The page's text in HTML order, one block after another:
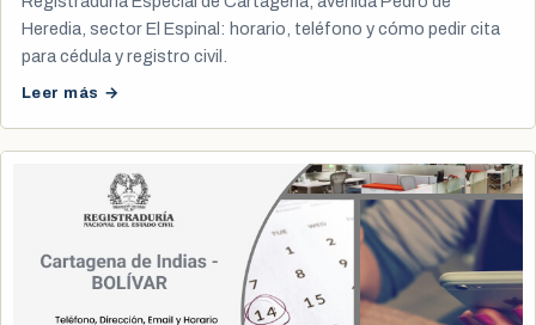
Heredia, sector El Espinal: horario, teléfono y cómo pedir cita
para cédula y registro civil.
Leer más →